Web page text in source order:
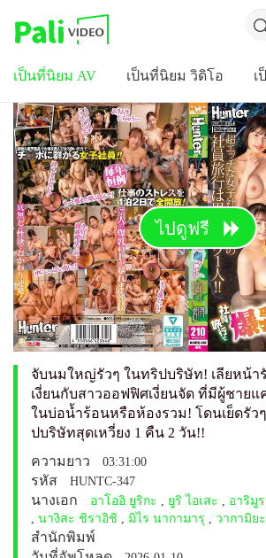
เป็นที่นิยม AV เป็นที่นิยม วิดิโอ เ
ไปดูฟรี
จับนมใหญ่รัวๆ ในทริปบริษัท! เลียหน้า
เงี่ยนกับสาวออฟฟิศเงี่ยนจัด ที่มีผู้ชายแ
ในบ่อน้ำร้อนหรือห้องรวม! โดนเย็ดรัว
ปบริษัทสุดเหวี่ยง 1 คืน 2 วัน!!
ความยาว
03:31:00
รหัส HUNTC-347
นางเอก อาโออิ ยูริกะ , ยูริ ไอเสะ , อาริมู
, นางิสะ ชิราอิชิ , มิไร นากามารุ , วากามิย
สำนักพิมพ์